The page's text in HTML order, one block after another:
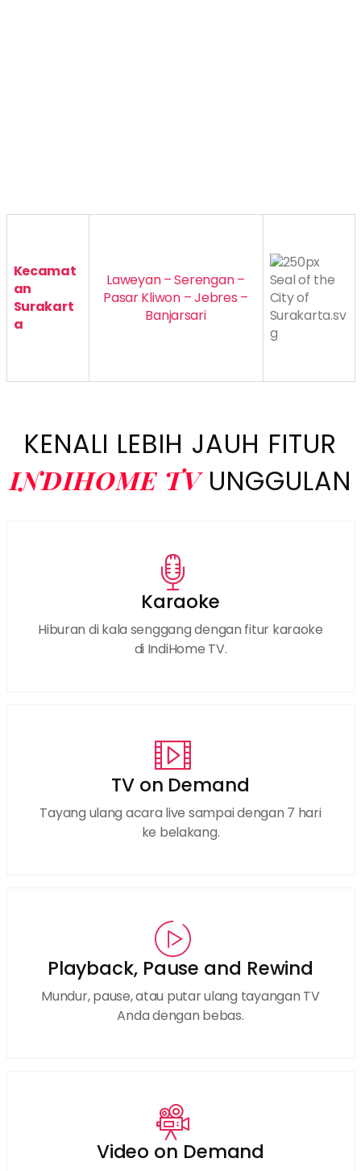
Kecamat
an
Surakart
a
Laweyan – Serengan –
Pasar Kliwon – Jebres –
Banjarsari
KENALI LEBIH JAUH FITUR
INDIHOME TVUNGGULAN
Karaoke
Hiburan di kala senggang dengan fitur karaoke
di IndiHome TV.
TV on Demand
Tayang ulang acara live sampai dengan 7 hari
ke belakang.
Playback, Pause and Rewind
Mundur, pause, atau putar ulang tayangan TV
Anda dengan bebas.
Video on Demand